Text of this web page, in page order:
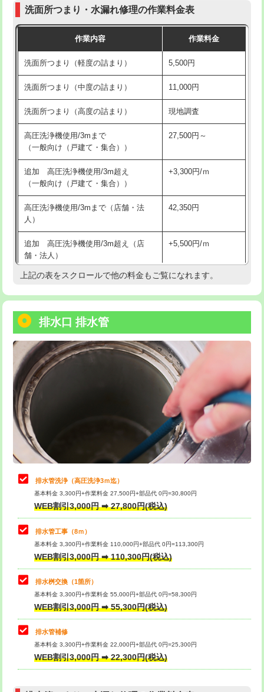
モルタル補修（厚さ10㎝まで） 27,500円
モルタル補修（厚さ10㎝超え） 38,500円
洗面台設置 38,500円
バスタブ設置 現場見積
追加人工 16,500円
廃棄・処分
※給水管工事は20mmまでの価格です。
（P/S/ポップアップ））
交換・取付（その他部品） 11,000円+材料費
持込商品取付（単水栓） 13,200円
持込商品取付（混合水栓） 16,500円
持込商品取付（浄水器・分岐水栓） 16,500円
給水管工事※（ホール加工) 16,500円
給水管工事※（バンド止め)
給水管工事※（支持金具設置) 5,500円
給水管工事※（保温材使用（バンド止
め込み）)
5,500円
給水管工事※（土の掘削・埋め戻し作
業)
11,000円
給水管工事※（塩ビ管（VP・HI）使
用/3ｍまで)
用（追加）/3ｍ超え)
給水管工事※（ライニング鋼管・銅
管・ポリ管・HT管使用/3ｍまで)
44,000円
給水管工事※（ライニング鋼管・銅
管・ポリ管・HT管使用/3ｍ超え)
+8,800円
排水管工事（土の掘削・埋め戻し作
業）
11,000円~
排水管工事（排水管工事/3ｍまで） 55,000円
排水管工事（追加 排水管工事/3ｍ超
え）
マス交換（土の掘削・埋め戻し作業）
マス交換（深さ50㎝未満）
マス交換（深さ50㎝以上） 66,000円
コンクリート斫り（厚さ10㎝まで）
コンクリート斫り（厚さ10㎝超え）
モルタル補修（厚さ10㎝まで）
モルタル補修（厚さ10㎝超え）
洗面所つまり・水漏れ修理の作業料金表
作業内容 作業料金
洗面所つまり（軽度の詰まり） 5,500円
洗面所つまり（中度の詰まり） 11,000円
洗面所つまり（高度の詰まり） 現地調査
高圧洗浄機使用/3mまで
（一般向け（戸建て・集合））
27,500円～
追加 高圧洗浄機使用/3m超え
（一般向け（戸建て・集合））
+3,300円/ｍ
高圧洗浄機使用/3mまで（店舗・法
人）
42,350円
追加 高圧洗浄機使用/3m超え（店
舗・法人）
+5,500円/ｍ
高度高圧洗浄換 現地調査
トーラー機使用/3mまで
追加トーラー機使用/3m超え +3,300円
カメラ調査 33,000円
桝清掃 8,800円
止水・漏水調査・防水処理・清掃・修
理・調整・分解・加工など（軽作業）
11,000円
止水・漏水調査・防水処理・清掃・修
理・調整・分解・加工など（中作業）
22,000円
止水・漏水調査・防水処理・清掃・修
理・調整・分解・加工など（重作業）
33,000円
その他部品の脱着
交換・取付（タンク） 22,000円+材料費
交換・取付(単水栓（壁付・デッキ
式）)
交換・取付(混合水栓（壁付・デッキ
式・ワンホール）)
16,500円+材料費
交換・取付(排水栓・排水トラップ
交換・取付（その他部品） 11,000円+材料費
上記の表をスクロールで他の料金もご覧になれます。
排水口 排水管
排水管洗浄（高圧洗浄3ｍ迄）
基本料金 3,300円+作業料金 27,500円+部品代 0円=30,800円
WEB割引3,000円 ➡ 27,800円(税込)
排水管工事（8ｍ）
基本料金 3,300円+作業料金 110,000円+部品代 0円=113,300円
WEB割引3,000円 ➡ 110,300円(税込)
排水桝交換（1箇所）
基本料金 3,300円+作業料金 55,000円+部品代 0円=58,300円
WEB割引3,000円 ➡ 55,300円(税込)
排水管補修
基本料金 3,300円+作業料金 22,000円+部品代 0円=25,300円
WEB割引3,000円 ➡ 22,300円(税込)